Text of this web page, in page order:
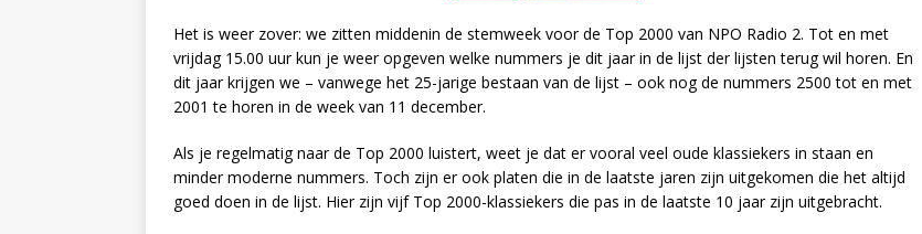
Het is weer zover: we zitten middenin de stemweek voor de Top 2000 van NPO Radio 2. Tot en met
vrijdag 15.00 uur kun je weer opgeven welke nummers je dit jaar in de lijst der lijsten terug wil horen. En
dit jaar krijgen we – vanwege het 25-jarige bestaan van de lijst – ook nog de nummers 2500 tot en met
2001 te horen in de week van 11 december.
Als je regelmatig naar de Top 2000 luistert, weet je dat er vooral veel oude klassiekers in staan en
minder moderne nummers. Toch zijn er ook platen die in de laatste jaren zijn uitgekomen die het altijd
goed doen in de lijst. Hier zijn vijf Top 2000-klassiekers die pas in de laatste 10 jaar zijn uitgebracht.